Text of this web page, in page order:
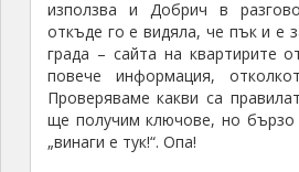
използва и Добрич в
откъде го е видяла, че пък и е
града – сайта на квартирите
повече информация,
Проверяваме какви са
ще получим ключове, но бързо
„винаги е тук!“. Опа!